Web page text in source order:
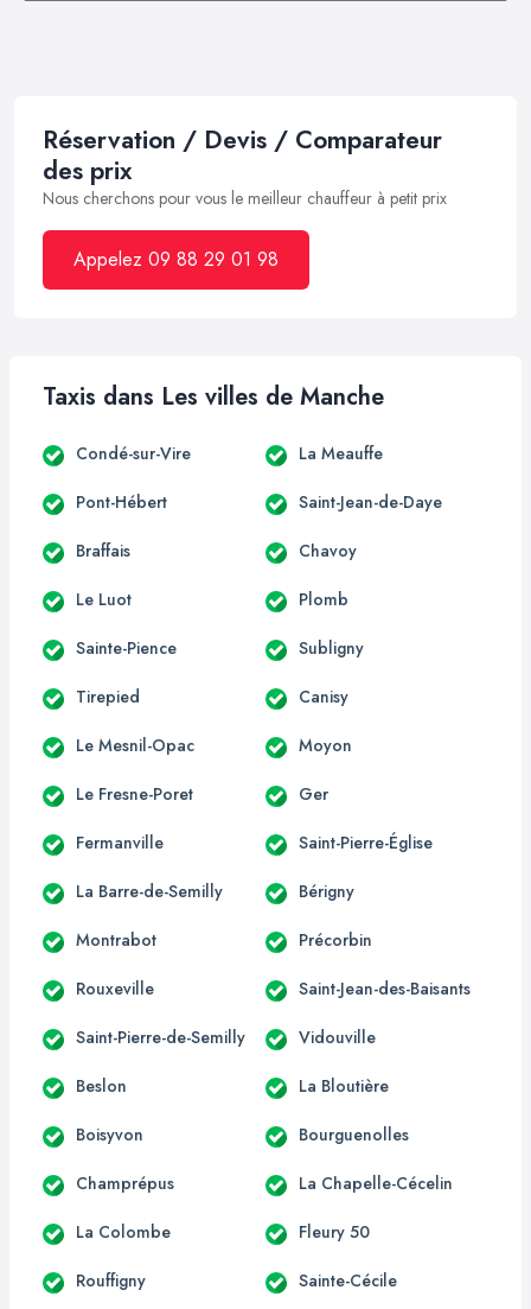
Réservation / Devis / Comparateur
des prix
Nous cherchons pour vous le meilleur chauffeur à petit prix
Appelez 09 88 29 01 98
Taxis dans Les villes de Manche
Condé-sur-Vire La Meauffe
Pont-Hébert Saint-Jean-de-Daye
Braffais Chavoy
Le Luot Plomb
Sainte-Pience Subligny
Tirepied Canisy
Le Mesnil-Opac Moyon
Le Fresne-Poret Ger
Fermanville Saint-Pierre-Église
La Barre-de-Semilly Bérigny
Montrabot Précorbin
Rouxeville Saint-Jean-des-Baisants
Saint-Pierre-de-Semilly Vidouville
Beslon La Bloutière
Boisyvon Bourguenolles
Champrépus La Chapelle-Cécelin
La Colombe Fleury 50
Rouffigny Sainte-Cécile